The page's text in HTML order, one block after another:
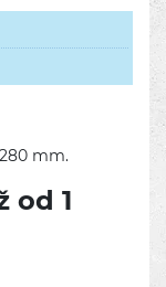
mm.
od 1